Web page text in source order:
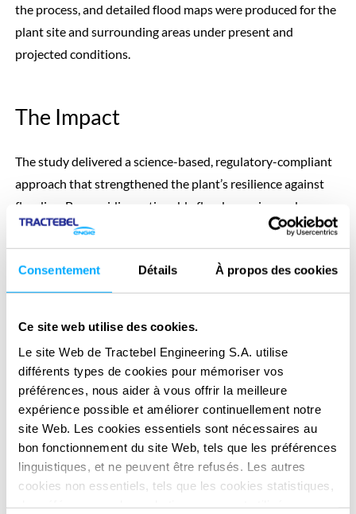
Consentement Détails À propos des cookies
Ce site web utilise des cookies.
Le site Web de Tractebel Engineering S.A. utilise
différents types de cookies pour mémoriser vos
préférences, nous aider à vous offrir la meilleure
expérience possible et améliorer continuellement notre
site Web. Les cookies essentiels sont nécessaires au
bon fonctionnement du site Web, tels que les préférences
linguistiques, et ne peuvent être refusés. Les autres
cookies non essentiels, tels que les cookies statistiques,
the process, and detailed flood maps were produced for the
plant site and surrounding areas under present and
projected conditions.
The Impact
The study delivered a science-based, regulatory-compliant
approach that strengthened the plant’s resilience against
flooding. By providing actionable flood mapping and
integrating climate projections, the project informed design
upgrades—such as protective structures—and enhanced
risk management strategies, ensuring long-term safety and
operational continuity.